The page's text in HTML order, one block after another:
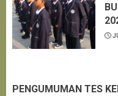
PENGUMUMAN TES